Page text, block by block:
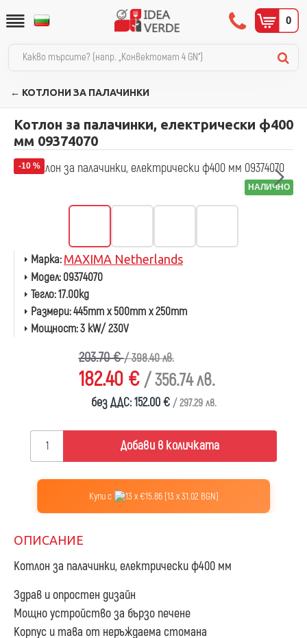
0
← КОТЛОНИ ЗА ПАЛАЧИНКИ
Котлон за палачинки, електрически ф400
мм 09374070
НАЛИЧНО
-10 %
182.40 € / 356.74 лв.
203.70 €/ 398.40 лв.
без ДДС: 152.00 € / 297.29 лв.
Марка: MAXIMA Netherlands
Модел:09374070
Тегло:17.00kg
Размери:445mm x 500mm x 250mm
Мощност:3 kW/ 230V
Добави в количката
Купи с 13 x €15.86 (13 x 31.02 BGN)
ОПИСАНИЕ
Котлон за палачинки, електрически ф400 мм
Здрав и опростен дизайн
Мощно устройство за бързо печене
Корпус и тава от неръждаема стомана